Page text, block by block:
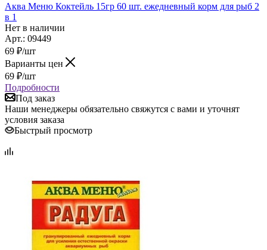
Аква Меню Коктейль 15гр 60 шт. ежедневный корм для рыб 2
в 1
Нет в наличии
Арт.: 09449
69 ₽/шт
Варианты цен
69 ₽/шт
Подробности
Под заказ
Наши менеджеры обязательно свяжутся с вами и уточнят
условия заказа
Быстрый просмотр